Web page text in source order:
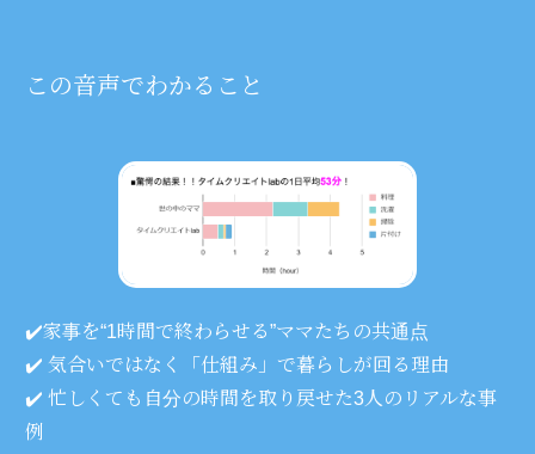
この音声でわかること
✔️家事を“1時間で終わらせる”ママたちの共通点
✔️ 気合いではなく「仕組み」で暮らしが回る理由
✔️ 忙しくても自分の時間を取り戻せた3人のリアルな事
例